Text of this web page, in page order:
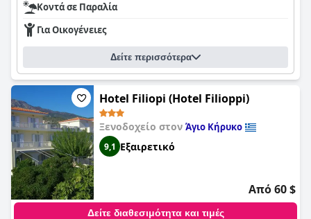
ζητήσει κανείς. Σίγουρα θα θελήσετε να το επισκεφθείτε ξανά
σύντομα λόγω της εξαιρετικής εξυπηρέτησης και της
εξαιρετικά φιλικής ατμόσφαιρας.
Κοντά σε Παραλία
Για Οικογένειες
Δείτε περισσότερα
Hotel Filiopi (Hotel Filioppi)
Ξενοδοχείο στον Άγιο Κήρυκο
9,1 Εξαιρετικό
Από 60 $
Δείτε διαθεσιμότητα και τιμές